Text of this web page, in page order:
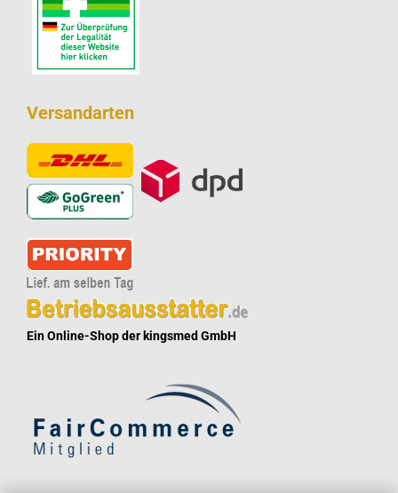
Versandarten
Ein Online-Shop der kingsmed GmbH